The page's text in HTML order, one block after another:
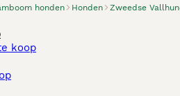
honden Honden Zweedse
koop